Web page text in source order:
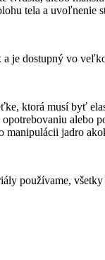
tela a uvoľnenie
je dostupný vo
ktorá musí byť
manipulácii jadro
používame,